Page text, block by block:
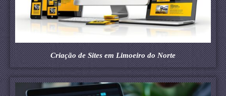
Criação de Sites em Limoeiro do Norte